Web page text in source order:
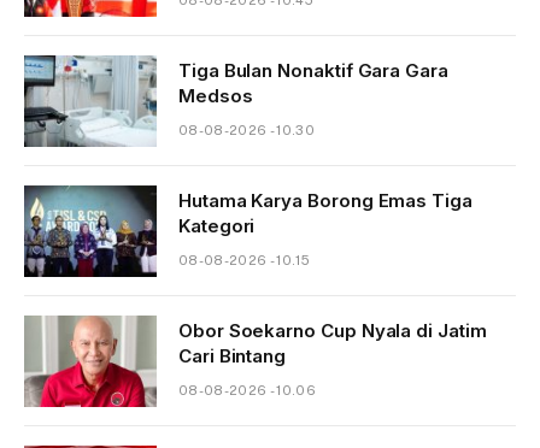
Tiga Bulan Nonaktif Gara Gara
Medsos
08-08-2026 - 10.30
Hutama Karya Borong Emas Tiga
Kategori
08-08-2026 - 10.15
Obor Soekarno Cup Nyala di Jatim
Cari Bintang
08-08-2026 - 10.06